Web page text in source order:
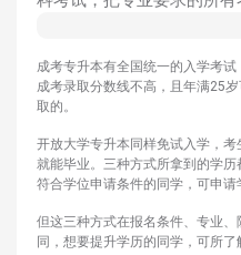
成考专升本有全国统一的入学考
成考录取分数线不高，且年满25
取的。
开放大学专升本同样免试入学，
就能毕业。三种方式所拿到的学历
符合学位申请条件的同学，可申请
但这三种方式在报名条件、专业
同，想要提升学历的同学，可所了